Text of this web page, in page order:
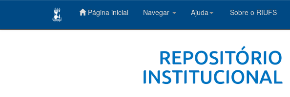
Página inicial Navegar Ajuda Sobre o RIUFS